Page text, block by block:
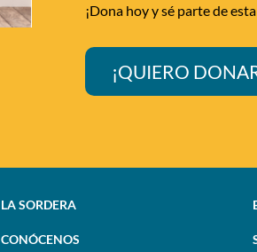
¡Dona hoy y sé parte de
¡QUIERO
LA SORDERA
CONÓCENOS